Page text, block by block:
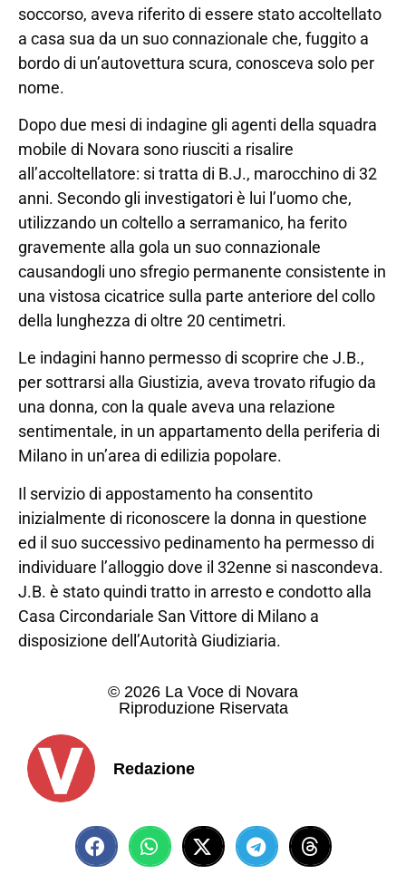
soccorso, aveva riferito di essere stato accoltellato
a casa sua da un suo connazionale che, fuggito a
bordo di un’autovettura scura, conosceva solo per
nome.
Dopo due mesi di indagine gli agenti della squadra
mobile di Novara sono riusciti a risalire
all’accoltellatore: si tratta di B.J., marocchino di 32
anni. Secondo gli investigatori è lui l’uomo che,
utilizzando un coltello a serramanico, ha ferito
gravemente alla gola un suo connazionale
causandogli uno sfregio permanente consistente in
una vistosa cicatrice sulla parte anteriore del collo
della lunghezza di oltre 20 centimetri.
Le indagini hanno permesso di scoprire che J.B.,
per sottrarsi alla Giustizia, aveva trovato rifugio da
una donna, con la quale aveva una relazione
sentimentale, in un appartamento della periferia di
Milano in un’area di edilizia popolare.
Il servizio di appostamento ha consentito
inizialmente di riconoscere la donna in questione
ed il suo successivo pedinamento ha permesso di
individuare l’alloggio dove il 32enne si nascondeva.
J.B. è stato quindi tratto in arresto e condotto alla
Casa Circondariale San Vittore di Milano a
disposizione dell’Autorità Giudiziaria.
© 2026 La Voce di Novara
Riproduzione Riservata
Redazione